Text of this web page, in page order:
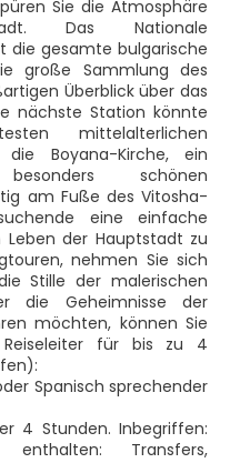
Sie die Atmosphäre
Das Nationale
die gesamte bulgarische
große Sammlung des
Überblick über das
nächste Station könnte
mittelalterlichen
Boyana-Kirche, ein
schönen
am Fuße des Vitosha-
eine einfache
der Hauptstadt zu
nehmen Sie sich
Stille der malerischen
die Geheimnisse der
möchten, können Sie
für bis zu 4
Spanisch sprechender
4 Stunden. Inbegriffen:
Transfers,